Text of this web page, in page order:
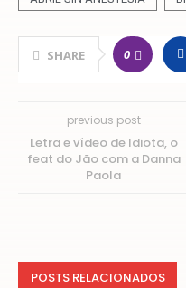
SHARE 0
previous post
Letra e vídeo de Idiota, o
feat do Jão com a Danna
Paola
POSTS RELACIONADOS